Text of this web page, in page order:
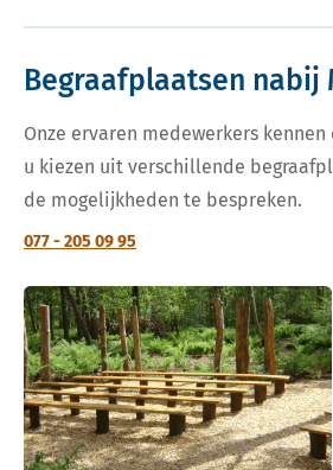
Begraafplaatsen nabij
Onze ervaren medewerkers
u kiezen uit verschillende
de mogelijkheden te bespreken.
077 - 205 09 95